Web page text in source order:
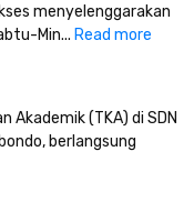
menyelenggarakan
Min... Read more
Akademik (TKA) di SDN
berlangsung